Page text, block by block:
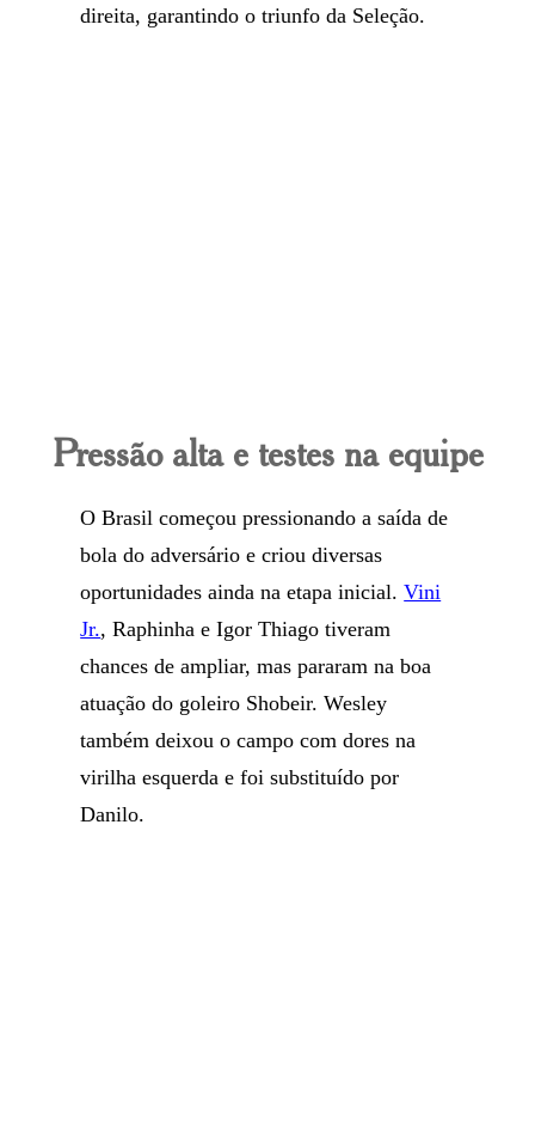
direita, garantindo o triunfo da Seleção.
Pressão alta e testes na equipe
O Brasil começou pressionando a saída de
bola do adversário e criou diversas
oportunidades ainda na etapa inicial.Vini
Jr., Raphinha e Igor Thiago tiveram
chances de ampliar, mas pararam na boa
atuação do goleiro Shobeir. Wesley
também deixou o campo com dores na
virilha esquerda e foi substituído por
Danilo.